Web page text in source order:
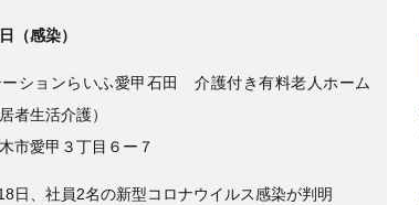
e
（感染）
ーションらいふ愛甲石田 介護付き有料老人ホーム
者生活介護）
市愛甲３丁目６ー７
日、社員2名の新型コロナウイルス感染が判明